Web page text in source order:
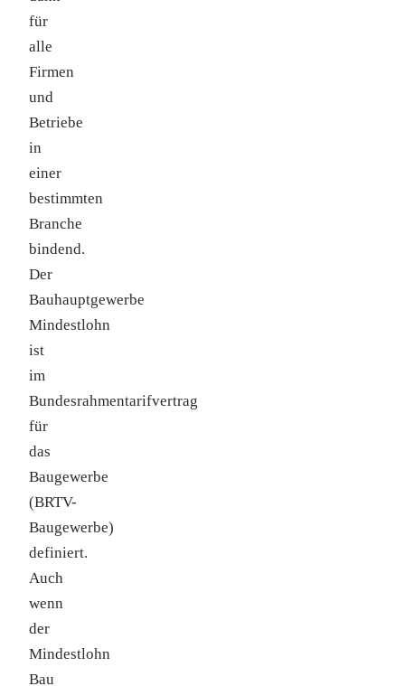
für
alle
Firmen
und
Betriebe
in
einer
bestimmten
Branche
bindend.
Der
Bauhauptgewerbe
Mindestlohn
ist
im
Bundesrahmentarifvertrag
für
das
Baugewerbe
(BRTV-
Baugewerbe)
definiert.
Auch
wenn
der
Mindestlohn
Bau